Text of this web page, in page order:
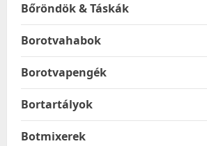
Bőröndök & Táskák
Borotvahabok
Borotvapengék
Bortartályok
Botmixerek